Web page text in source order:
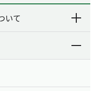
いて